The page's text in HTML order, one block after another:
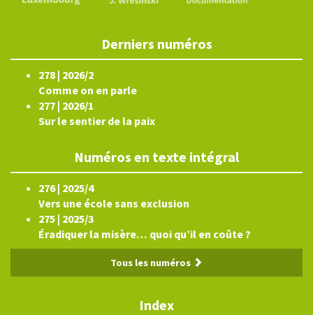
Derniers numéros
278 | 2026/2
Comme on en parle
277 | 2026/1
Sur le sentier de la paix
Numéros en texte intégral
276 | 2025/4
Vers une école sans exclusion
275 | 2025/3
Éradiquer la misère… quoi qu’il en coûte ?
Tous les numéros
Index